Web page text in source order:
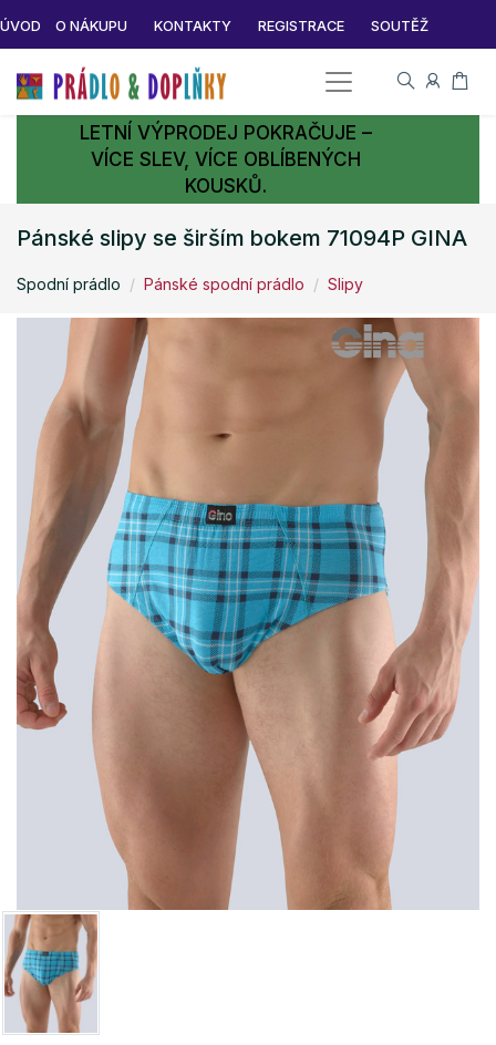
ÚVOD O NÁKUPU KONTAKTY REGISTRACE SOUTĚŽ
LETNÍ VÝPRODEJ POKRAČUJE –
VÍCE SLEV, VÍCE OBLÍBENÝCH
KOUSKŮ.
Pánské slipy se širším bokem 71094P GINA
Spodní prádlo Pánské spodní prádlo Slipy